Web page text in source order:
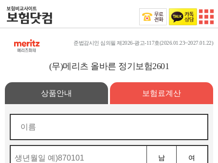
준법감시인 심의필 제2026-광고-117호(2026.01.23~2027.01.22)
(무)메리츠 올바른 정기보험2601
상품안내 보험료계산
남 여